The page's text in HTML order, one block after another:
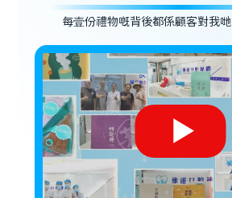
每壹份禮物嘅背後都係顧客對我